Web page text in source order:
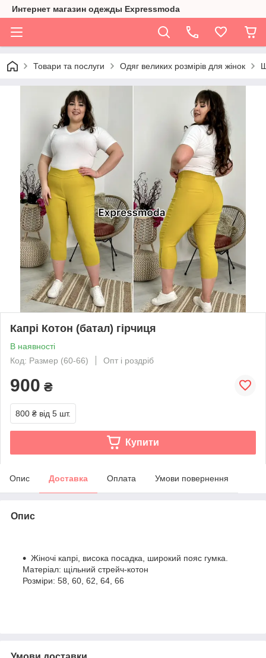
Интернет магазин одежды Expressmoda
Товари та послуги Одяг великих розмірів для жінок
Капрі Котон (батал) гірчиця
В наявності
Код: Размер (60-66)
Опт і роздріб
900 ₴
800 ₴ від 5 шт.
Купити
Опис Доставка Оплата Умови повернення
Опис
Жіночі капрі, висока посадка, широкий пояс гумка.
Матеріал: щільний стрейч-котон
Розміри: 58, 60, 62, 64, 66